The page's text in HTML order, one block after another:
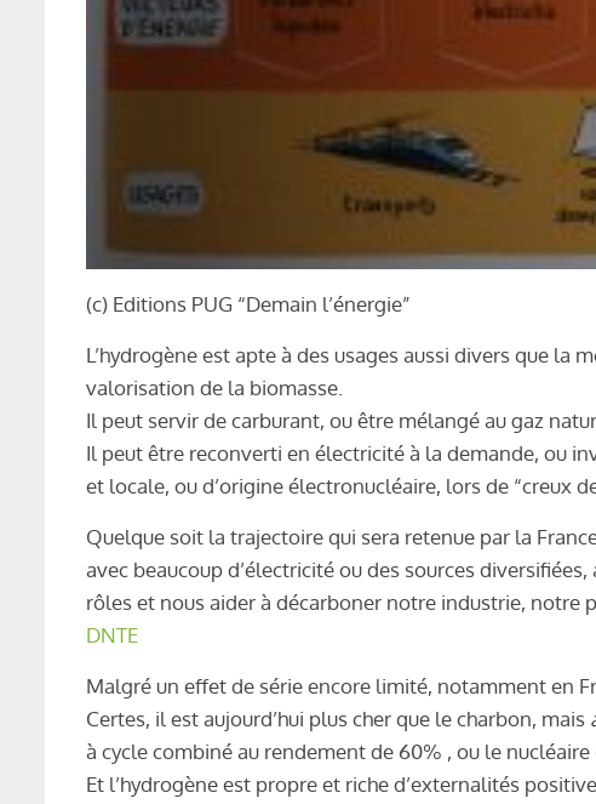
(c) Editions PUG “Demain l’énergie”
L’hydrogène est apte à des usages aussi divers que
valorisation de la biomasse.
Il peut servir de carburant, ou être mélangé au gaz
Il peut être reconverti en électricité à la demande, ou
et locale, ou d’origine électronucléaire, lors de “creux
Quelque soit la trajectoire qui sera retenue par la
avec beaucoup d’électricité ou des sources
rôles et nous aider à décarboner notre industrie, notre
DNTE
Malgré un effet de série encore limité, notamment en
Certes, il est aujourd’hui plus cher que le charbon, mais
à cycle combiné au rendement de 60% , ou le nucléaire
Et l’hydrogène est propre et riche d’externalités